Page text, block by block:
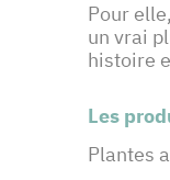
Pour
un vrai
histoire
Les
Plantes